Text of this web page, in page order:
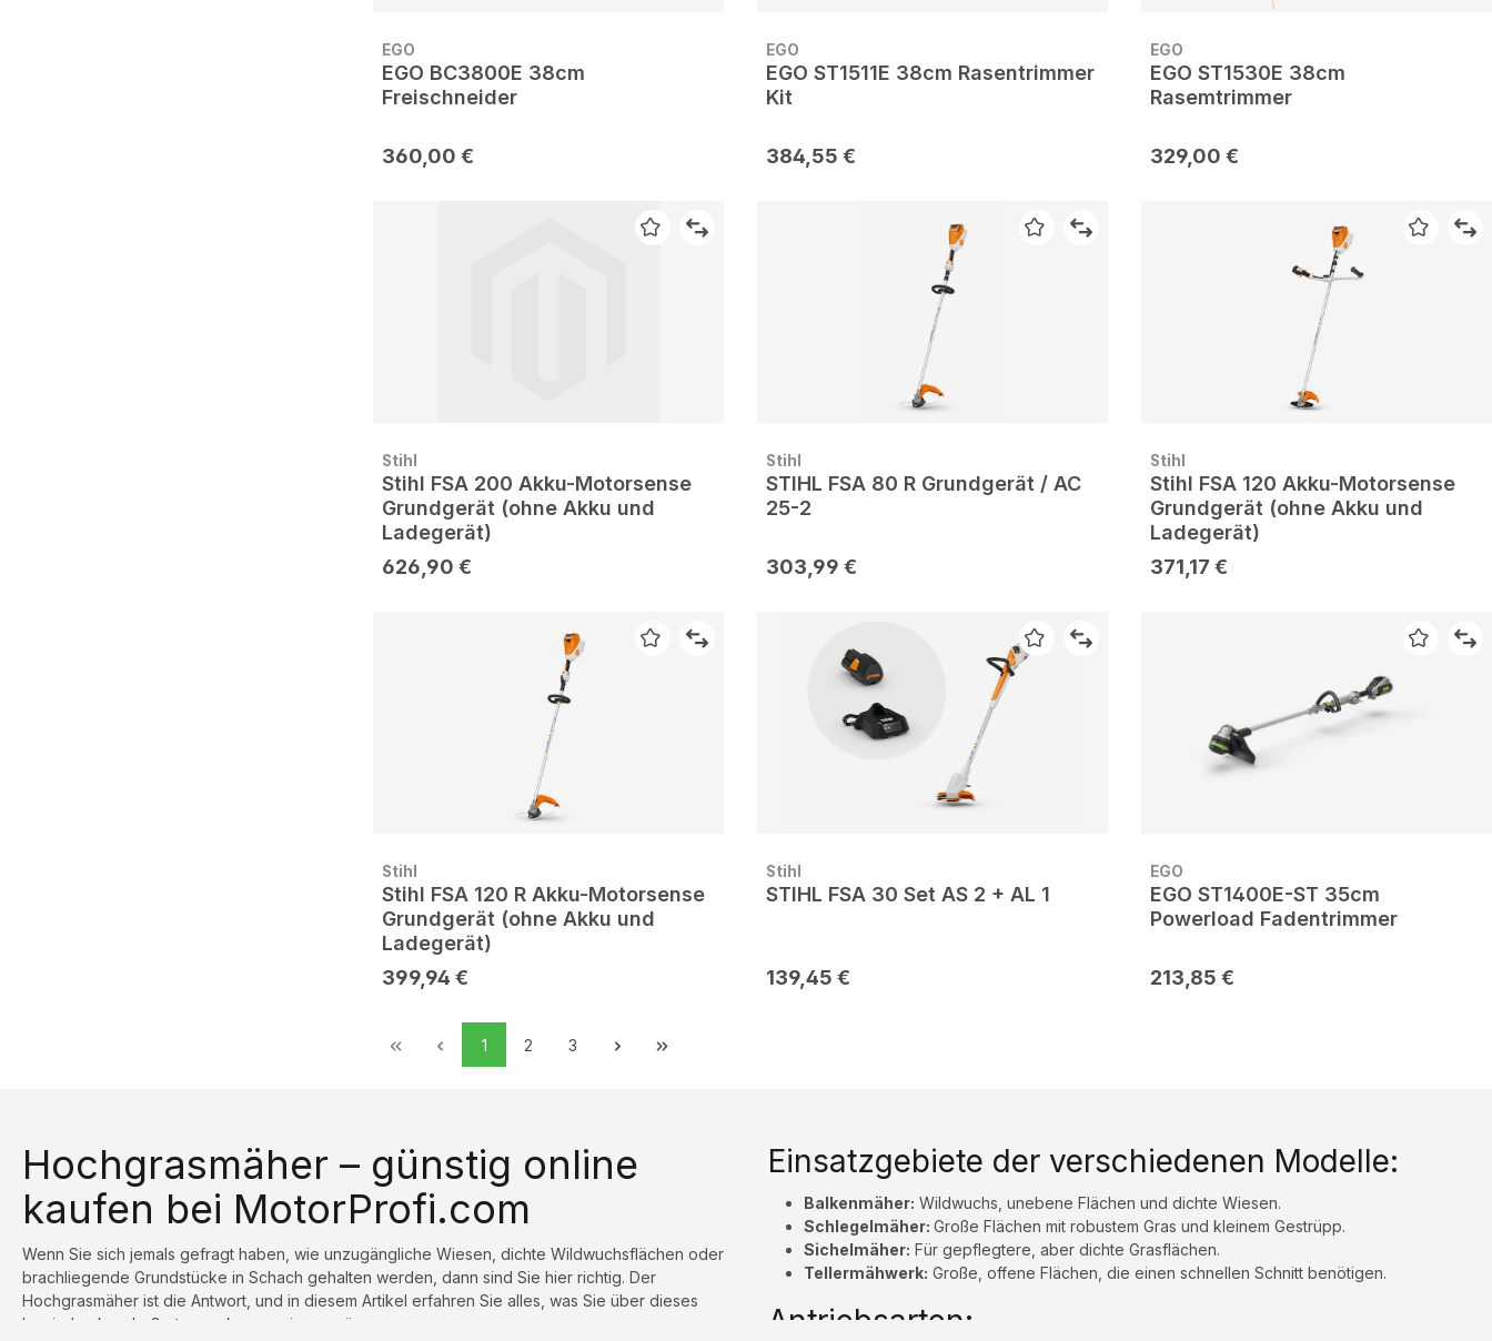
EGO
EGO BC3800E 38cm
Freischneider
360,00 €
EGO
EGO ST1511E 38cm Rasentrimmer
Kit
384,55 €
EGO
EGO ST1530E 38cm
Rasemtrimmer
329,00 €
Stihl
Stihl FSA 200 Akku-Motorsense
Grundgerät (ohne Akku und
Ladegerät)
626,90 €
Stihl
STIHL FSA 80 R Grundgerät / AC
25-2
303,99 €
Stihl
Stihl FSA 120 Akku-Motorsense
Grundgerät (ohne Akku und
Ladegerät)
371,17 €
Stihl
Stihl FSA 120 R Akku-Motorsense
Grundgerät (ohne Akku und
Ladegerät)
399,94 €
Stihl
STIHL FSA 30 Set AS 2 + AL 1
139,45 €
EGO
EGO ST1400E-ST 35cm
Powerload Fadentrimmer
213,85 €
1 2 3
Hochgrasmäher – günstig online
kaufen bei MotorProfi.com
Wenn Sie sich jemals gefragt haben, wie unzugängliche Wiesen, dichte Wildwuchsflächen oder
brachliegende Grundstücke in Schach gehalten werden, dann sind Sie hier richtig. Der
Hochgrasmäher ist die Antwort, und in diesem Artikel erfahren Sie alles, was Sie über dieses
beeindruckende Gartenwerkzeug wissen müssen.
Einsatzgebiete der verschiedenen Modelle:
Balkenmäher: Wildwuchs, unebene Flächen und dichte Wiesen.
Schlegelmäher: Große Flächen mit robustem Gras und kleinem Gestrüpp.
Sichelmäher: Für gepflegtere, aber dichte Grasflächen.
Tellermähwerk: Große, offene Flächen, die einen schnellen Schnitt benötigen.
Antriebsarten: